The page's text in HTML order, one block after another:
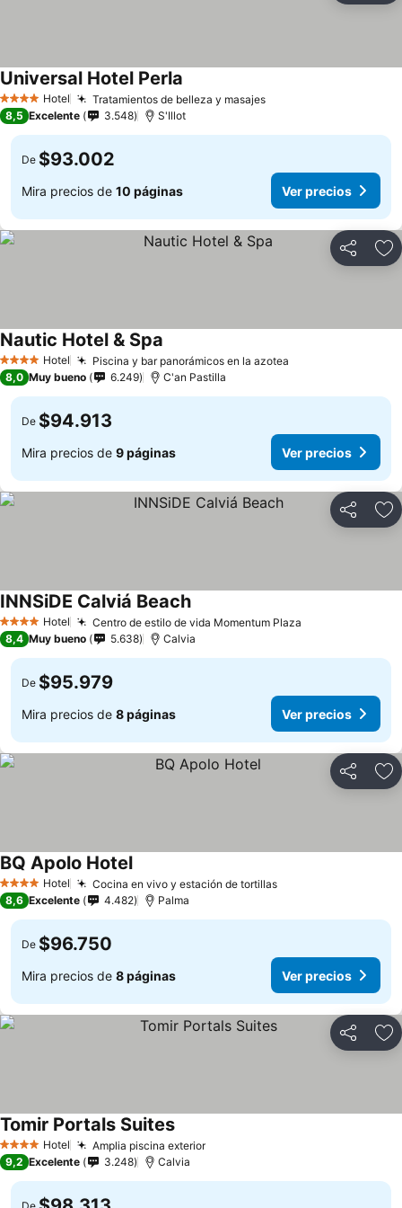
4 EstrellasHotel Tratamientos de belleza y masajesVer precios
Universal Hotel Perla
8,5 Excelente 3.548 S'Illot
De $93.002
Mira precios de 10 páginas Ver precios
Compartir
4 EstrellasHotel Piscina y bar panorámicos en la azotea
Nautic Hotel & Spa
8,0 Muy bueno 6.249 C'an Pastilla
De $94.913
Mira precios de 9 páginas Ver precios
Compartir
4 EstrellasHotel Centro de estilo de vida Momentum Plaza
INNSiDE Calviá BeachVer precios
8,4 Muy bueno 5.638 Calvia
De $95.979
Mira precios de 8 páginas Ver precios
Compartir
4 EstrellasHotel Cocina en vivo y estación de tortillasVer precios
BQ Apolo HotelVer precios
8,6 Excelente 4.482 Palma
De $96.750
Mira precios de 8 páginas Ver precios
Compartir
4 EstrellasHotel Amplia piscina exteriorVer precios
Tomir Portals SuitesVer precios
9,2 Excelente 3.248 Calvia
De